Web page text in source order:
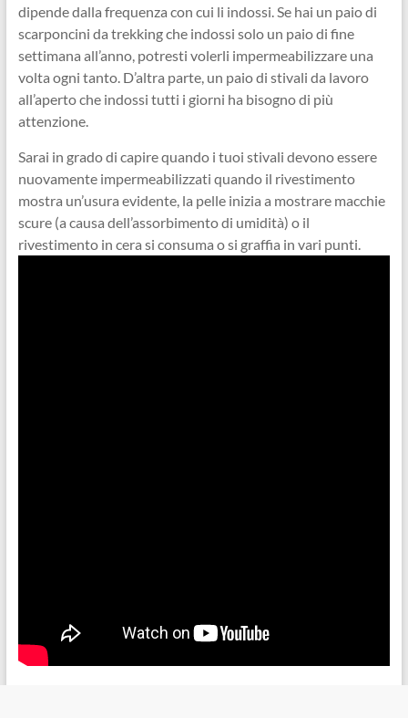
dipende dalla frequenza con cui li indossi. Se hai un paio di
scarponcini da trekking che indossi solo un paio di fine
settimana all’anno, potresti volerli impermeabilizzare una
volta ogni tanto. D’altra parte, un paio di stivali da lavoro
all’aperto che indossi tutti i giorni ha bisogno di più
attenzione.
Sarai in grado di capire quando i tuoi stivali devono essere
nuovamente impermeabilizzati quando il rivestimento
mostra un’usura evidente, la pelle inizia a mostrare macchie
scure (a causa dell’assorbimento di umidità) o il
rivestimento in cera si consuma o si graffia in vari punti.